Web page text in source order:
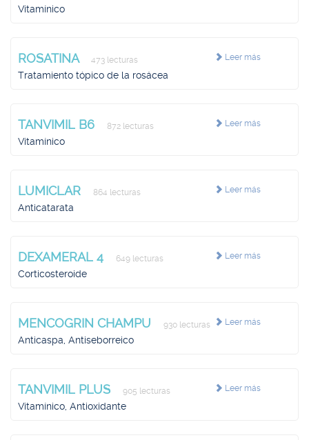
Vitamínico
Leer más
ROSATINA 473 lecturas
Tratamiento tópico de la rosácea
Leer más
TANVIMIL B6 872 lecturas
Vitamínico
Leer más
LUMICLAR 864 lecturas
Anticatarata
Leer más
DEXAMERAL 4 649 lecturas
Corticosteroide
Leer más
MENCOGRIN CHAMPU 930 lecturas
Anticaspa, Antiseborreico
Leer más
TANVIMIL PLUS 905 lecturas
Vitamínico, Antioxidante